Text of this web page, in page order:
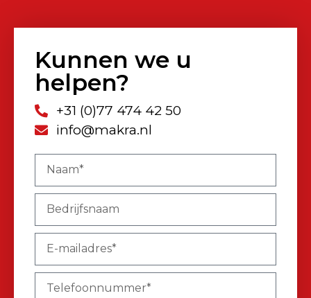
Kunnen we u
helpen?
+31 (0)77 474 42 50
info@makra.nl